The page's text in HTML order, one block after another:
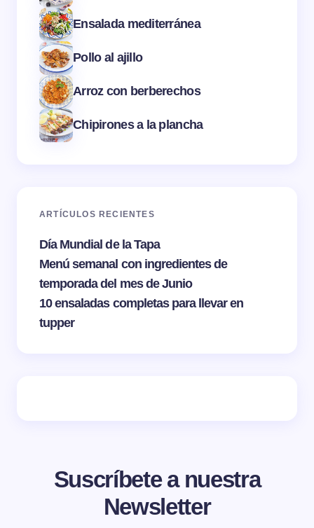
Ensalada mediterránea
Pollo al ajillo
Arroz con berberechos
Chipirones a la plancha
ARTÍCULOS RECIENTES
Día Mundial de la Tapa
Menú semanal con ingredientes de
temporada del mes de Junio
10 ensaladas completas para llevar en
tupper
Suscríbete a nuestra
Newsletter